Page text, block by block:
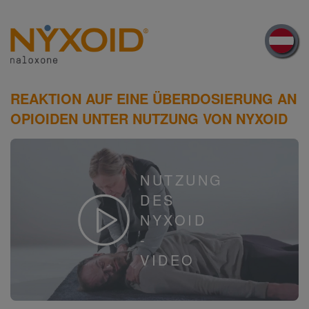
main
content
REAKTION AUF EINE ÜBERDOSIERUNG AN
OPIOIDEN UNTER NUTZUNG VON NYXOID
NUTZUNG
DES
NYXOID
-
VIDEO